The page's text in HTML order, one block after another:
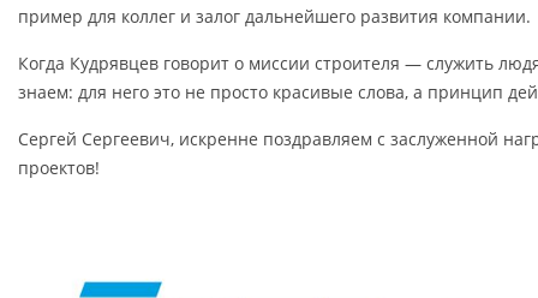
пример для коллег и залог дальнейшего развития компании.
Когда Кудрявцев говорит о миссии строителя — служить
знаем: для него это не просто красивые слова, а принцип
Сергей Сергеевич, искренне поздравляем с заслуженной
проектов!